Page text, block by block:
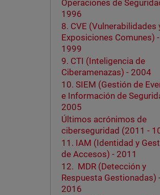
Operaciones de
1996
8. CVE (Vulnerabilidades
Exposiciones Comunes) -
1999
9. CTI (Inteligencia de
Ciberamenazas) - 2004
10. SIEM (Gestión de
e Información de
2005
Últimos acrónimos de
ciberseguridad (2011 -
11. IAM (Identidad y
de Accesos) - 2011
12. MDR (Detección y
Respuesta Gestionadas)
2016